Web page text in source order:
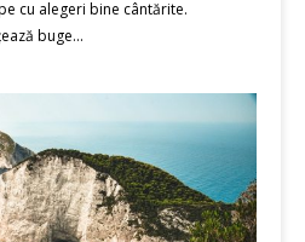
cu alegeri bine cântărite.
buge...